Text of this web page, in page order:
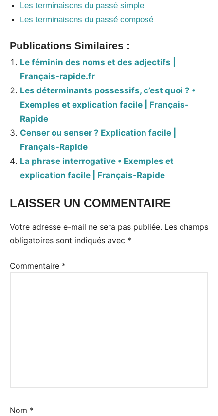
Les terminaisons du passé simple
Les terminaisons du passé composé
Publications Similaires :
Le féminin des noms et des adjectifs |
Français-rapide.fr
Les déterminants possessifs, c’est quoi ? •
Exemples et explication facile | Français-
Rapide
Censer ou senser ? Explication facile |
Français-Rapide
La phrase interrogative • Exemples et
explication facile | Français-Rapide
LAISSER UN COMMENTAIRE
Votre adresse e-mail ne sera pas publiée. Les champs
obligatoires sont indiqués avec *
Commentaire *
Nom *